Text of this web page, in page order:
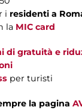
i residenti a
la MIC card
di gratuità e
per turisti
la pagina